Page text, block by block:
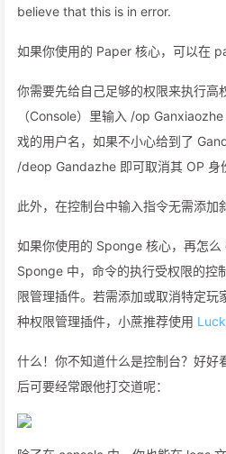
believe that this is in error.
如果你使用的 Paper 核心，可以在
你需要先给自己足够的权限来执行高
（Console）里输入 /op
戏的用户名，如果不小心给到了
/deop Gandazhe 即可取消其 OP 身
此外，在控制台中输入指令无需添加斜
如果你使用的 Sponge 核心，再怎
Sponge 中，命令的执行受权限的控
限管理插件。若需添加或取消特定玩
种权限管理插件，小蔗推荐使用
什么！你不知道什么是控制台？好好
后可要经常跟他打交道呢：